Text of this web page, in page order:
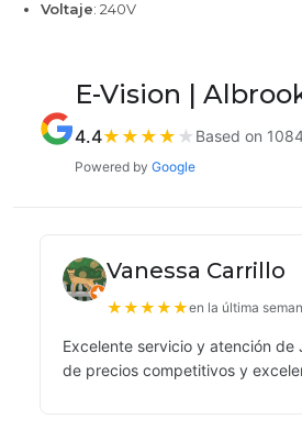
Voltaje: 240V
E-Vision |
4.4★ ★ ★ ★ ★ Based on
Powered by Google
Vanessa Carrillo
★★★★★en la última
Excelente servicio y atención de
de precios competitivos y